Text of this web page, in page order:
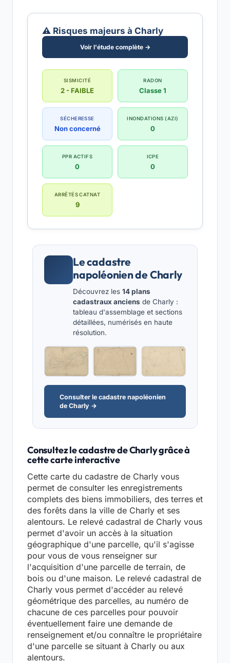
⚠️ Risques majeurs à Charly
Voir l'étude complète →
SISMICITÉ
2 - FAIBLE
RADON
Classe 1
SÉCHERESSE
Non concerné
INONDATIONS (AZI)
0
PPR ACTIFS
0
ICPE
0
ARRÊTÉS CATNAT
9
Le cadastre
napoléonien de Charly
Découvrez les 14 plans
cadastraux anciens de Charly :
tableau d'assemblage et sections
détaillées, numérisés en haute
résolution.
Consulter le cadastre napoléonien
de Charly →
Consultez le cadastre de Charly grâce à
cette carte interactive
Cette carte du cadastre de Charly vous
permet de consulter les enregistrements
complets des biens immobiliers, des terres et
des forêts dans la ville de Charly et ses
alentours. Le relevé cadastral de Charly vous
permet d'avoir un accès à la situation
géographique d'une parcelle, qu'il s'agisse
pour vous de vous renseigner sur
l'acquisition d'une parcelle de terrain, de
bois ou d'une maison. Le relevé cadastral de
Charly vous permet d'accéder au relevé
géométrique des parcelles, au numéro de
chacune de ces parcelles pour pouvoir
éventuellement faire une demande de
renseignement et/ou connaître le propriétaire
d'une parcelle se situant à Charly ou aux
alentours.